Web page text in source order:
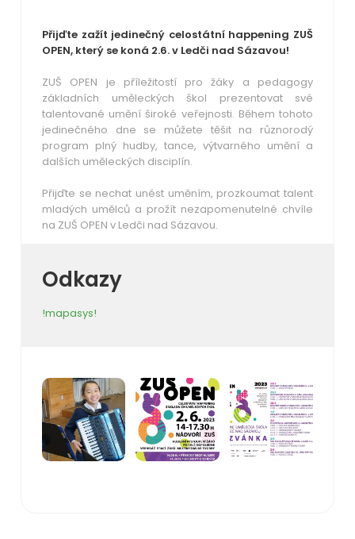
Přijďte zažít jedinečný celostátní happening ZUŠ
OPEN, který se koná 2.6. v Ledči nad Sázavou!
ZUŠ OPEN je příležitostí pro žáky a pedagogy
základních uměleckých škol prezentovat své
talentované umění široké veřejnosti. Během tohoto
jedinečného dne se můžete těšit na různorodý
program plný hudby, tance, výtvarného umění a
dalších uměleckých disciplín.
Přijďte se nechat unést uměním, prozkoumat talent
mladých umělců a prožít nezapomenutelné chvíle
na ZUŠ OPEN v Ledči nad Sázavou.
Odkazy
!mapasys!